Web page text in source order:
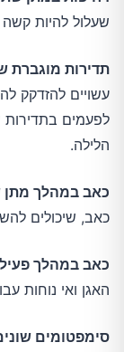
שעלול להיות
תדירות מוגברת
עשויים להזדקק
הלילה.
כאב במהלך מתן
כאב, שיכולים
כאב במהלך
האגן ואי נוחות
סימפטומים